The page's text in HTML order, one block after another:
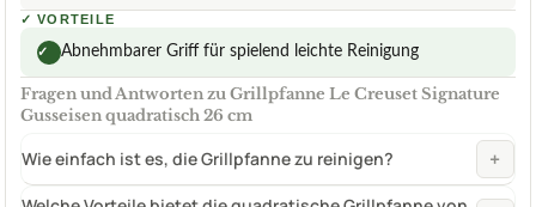
✓ VORTEILE
✓ Abnehmbarer Griff für spielend leichte Reinigung
Fragen und Antworten zu Grillpfanne Le Creuset Signature
Gusseisen quadratisch 26 cm
Wie einfach ist es, die Grillpfanne zu reinigen? +